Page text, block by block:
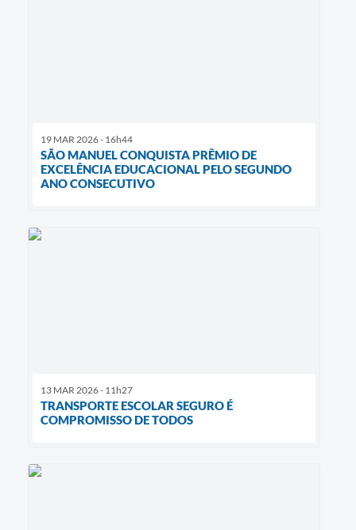
19 MAR 2026 - 16h44
SÃO MANUEL CONQUISTA PRÊMIO DE
EXCELÊNCIA EDUCACIONAL PELO SEGUNDO
ANO CONSECUTIVO
13 MAR 2026 - 11h27
TRANSPORTE ESCOLAR SEGURO É
COMPROMISSO DE TODOS